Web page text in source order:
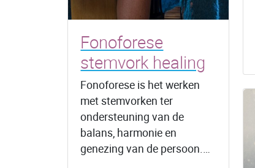
Fonoforese
stemvork healing
Fonoforese is het werken
met stemvorken ter
ondersteuning van de
balans, harmonie en
genezing van de persoon.…